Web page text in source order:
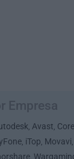
, Avast, Corel
, iTop, Movavi,
,